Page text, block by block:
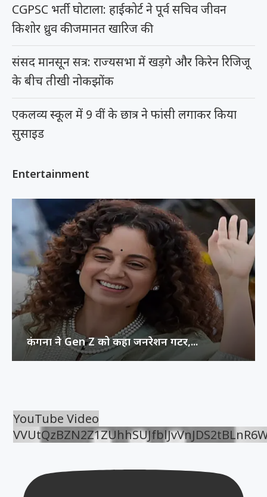
YouTube Video
CGPSC भर्ती घोटाला: हाईकोर्ट ने पूर्व सचिव जीवन
किशोर ध्रुव की जमानत खारिज की
संसद मानसून सत्र: राज्यसभा में खड़गे और किरेन रिजिजू
के बीच तीखी नोकझोंक
एकलव्य स्कूल में 9 वीं के छात्र ने फांसी लगाकर किया
सुसाइड
Entertainment
कंगना ने Gen Z को कहा जनरेशन गटर,...